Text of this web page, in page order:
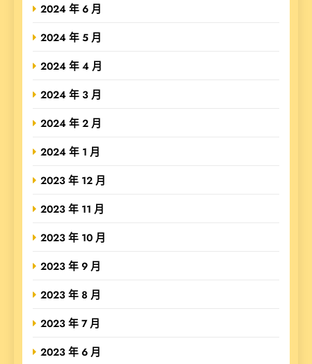
2024 年 6 月
2024 年 5 月
2024 年 4 月
2024 年 3 月
2024 年 2 月
2024 年 1 月
2023 年 12 月
2023 年 11 月
2023 年 10 月
2023 年 9 月
2023 年 8 月
2023 年 7 月
2023 年 6 月